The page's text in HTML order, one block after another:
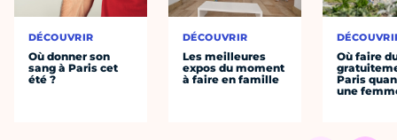
DÉCOUVRIR
Où donner son
sang à Paris cet
été ?
DÉCOUVRIR
Les meilleures
expos du moment
à faire en famille
Où faire
Paris
une